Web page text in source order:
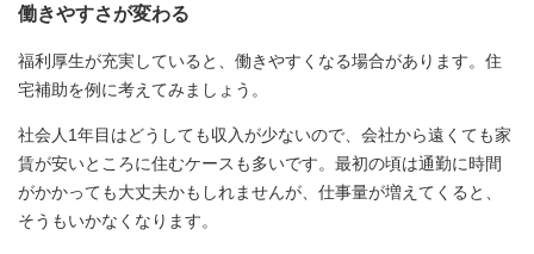
働きやすさが変わる
福利厚生が充実していると、働きやすくなる場合があります。住
宅補助を例に考えてみましょう。
社会人1年目はどうしても収入が少ないので、会社から遠くても家
賃が安いところに住むケースも多いです。最初の頃は通勤に時間
がかかっても大丈夫かもしれませんが、仕事量が増えてくると、
そうもいかなくなります。